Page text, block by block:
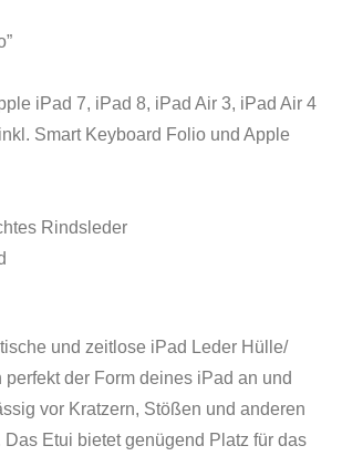
iPad 7, iPad 8, iPad Air 3, iPad Air 4
Smart Keyboard Folio und Apple
Rindsleder
und zeitlose iPad Leder Hülle/
perfekt der Form deines iPad an und
vor Kratzern, Stößen und anderen
Etui bietet genügend Platz für das